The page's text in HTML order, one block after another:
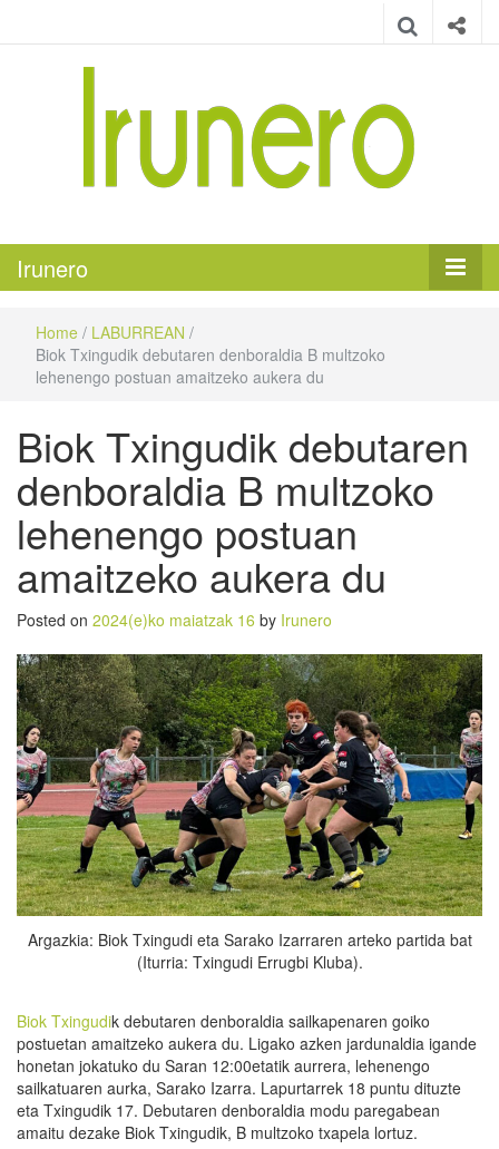
Irunero
Home / LABURREAN /
Biok Txingudik debutaren denboraldia B multzoko
lehenengo postuan amaitzeko aukera du
Biok Txingudik debutaren
denboraldia B multzoko
lehenengo postuan
amaitzeko aukera du
Posted on 2024(e)ko maiatzak 16 by Irunero
Argazkia: Biok Txingudi eta Sarako Izarraren arteko partida bat
(Iturria: Txingudi Errugbi Kluba).
Biok Txingudik debutaren denboraldia sailkapenaren goiko
postuetan amaitzeko aukera du. Ligako azken jardunaldia igande
honetan jokatuko du Saran 12:00etatik aurrera, lehenengo
sailkatuaren aurka, Sarako Izarra. Lapurtarrek 18 puntu dituzte
eta Txingudik 17. Debutaren denboraldia modu paregabean
amaitu dezake Biok Txingudik, B multzoko txapela lortuz.